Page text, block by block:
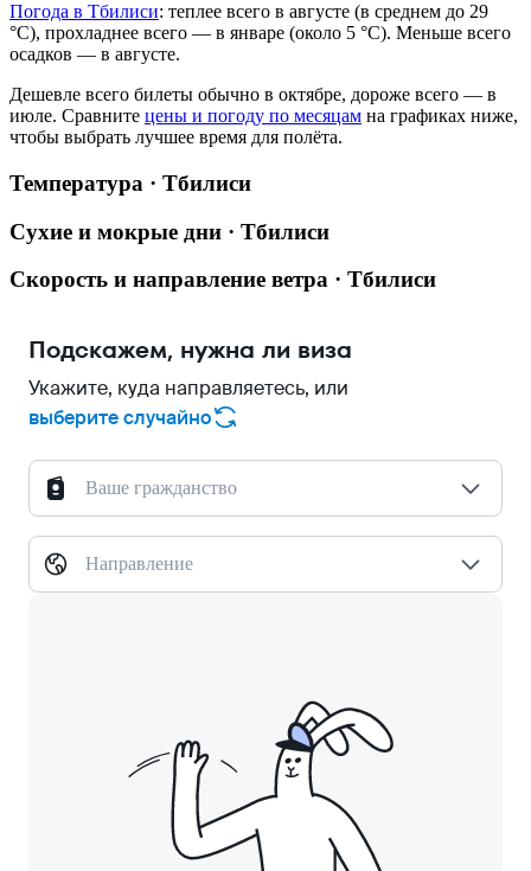
Погода в Тбилиси: теплее всего в августе (в среднем до 29
°C), прохладнее всего — в январе (около 5 °C). Меньше всего
осадков — в августе.
Дешевле всего билеты обычно в октябре, дороже всего — в
июле. Сравните цены и погоду по месяцам на графиках ниже,
чтобы выбрать лучшее время для полёта.
Температура · Тбилиси
Сухие и мокрые дни · Тбилиси
Скорость и направление ветра · Тбилиси
Подскажем, нужна ли виза
Укажите, куда направляетесь, или
выберите случайно
Ваше гражданство
Направление